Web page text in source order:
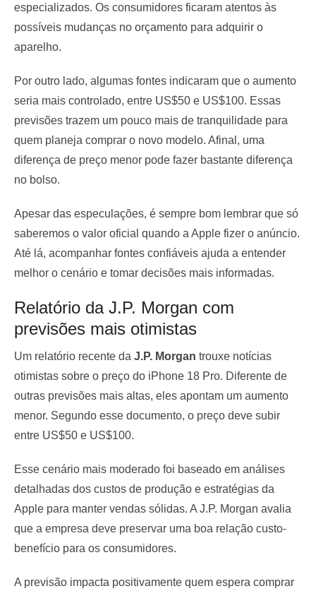
especializados. Os consumidores ficaram atentos às
possíveis mudanças no orçamento para adquirir o
aparelho.
Por outro lado, algumas fontes indicaram que o aumento
seria mais controlado, entre US$50 e US$100. Essas
previsões trazem um pouco mais de tranquilidade para
quem planeja comprar o novo modelo. Afinal, uma
diferença de preço menor pode fazer bastante diferença
no bolso.
Apesar das especulações, é sempre bom lembrar que só
saberemos o valor oficial quando a Apple fizer o anúncio.
Até lá, acompanhar fontes confiáveis ajuda a entender
melhor o cenário e tomar decisões mais informadas.
Relatório da J.P. Morgan com
previsões mais otimistas
Um relatório recente da J.P. Morgan trouxe notícias
otimistas sobre o preço do iPhone 18 Pro. Diferente de
outras previsões mais altas, eles apontam um aumento
menor. Segundo esse documento, o preço deve subir
entre US$50 e US$100.
Esse cenário mais moderado foi baseado em análises
detalhadas dos custos de produção e estratégias da
Apple para manter vendas sólidas. A J.P. Morgan avalia
que a empresa deve preservar uma boa relação custo-
benefício para os consumidores.
A previsão impacta positivamente quem espera comprar